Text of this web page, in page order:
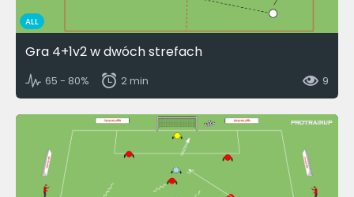
ALL
Gra 4+1v2 w dwóch strefach
65 - 80% 2 min 9